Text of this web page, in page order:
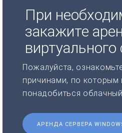
При
закажите
виртуального
Пожалуйста,
причинами, по
понадобиться
АРЕНДА СЕРВЕРА